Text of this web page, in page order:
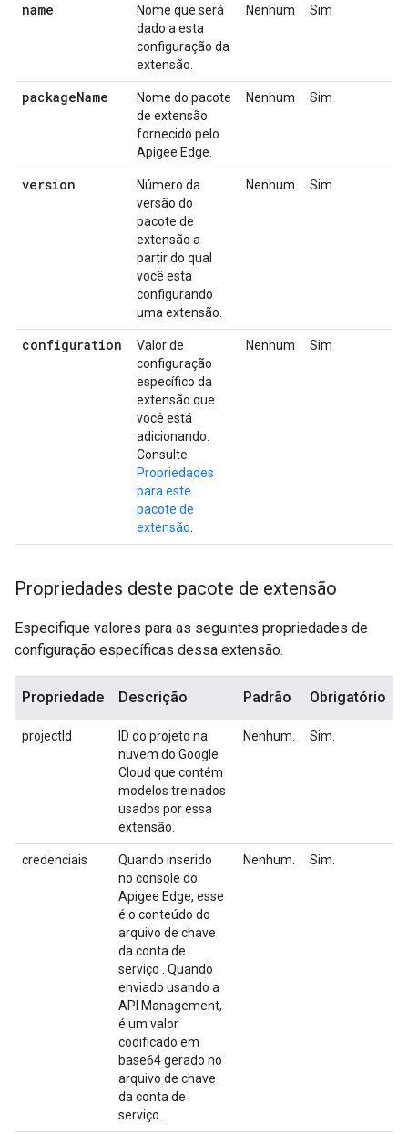
name
Nome que será
dado a esta
configuração da
extensão.
Nenhum Sim
packageName
Nome do pacote
de extensão
fornecido pelo
Apigee Edge.
Nenhum Sim
version
Número da
versão do
pacote de
extensão a
partir do qual
você está
configurando
uma extensão.
Nenhum Sim
configuration
Valor de
configuração
específico da
extensão que
você está
adicionando.
Consulte
Propriedades
para este
pacote de
extensão
Nenhum Sim
Propriedades deste pacote de extensão
Especifique valores para as seguintes propriedades de
configuração específicas dessa extensão.
Propriedade Descrição Padrão Obrigatório
projectId
ID do projeto na
nuvem do Google
Cloud que contém
modelos treinados
usados por essa
extensão.
Nenhum. Sim.
credenciais
Quando inserido
no console do
Apigee Edge, esse
é o conteúdo do
arquivo de chave
da conta de
serviço
. Quando
enviado usando a
API Management,
é um valor
codificado em
base64 gerado no
arquivo de chave
da conta de
serviço.
Nenhum. Sim.